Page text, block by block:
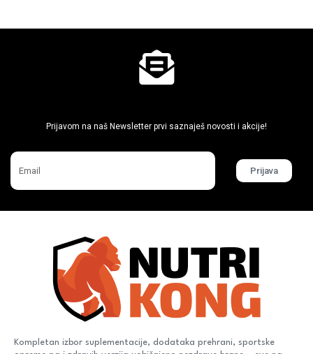
Prijavom na naš Newsletter prvi saznaješ novosti i akcije!
Prijava
Kompletan izbor suplementacije, dodataka prehrani, sportske